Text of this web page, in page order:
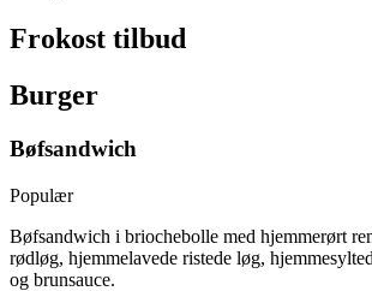
Frokost tilbud
Burger
Bøfsandwich
Populær
Bøfsandwich i briochebolle med hjemmerørt
rødløg, hjemmelavede ristede løg,
og brunsauce.